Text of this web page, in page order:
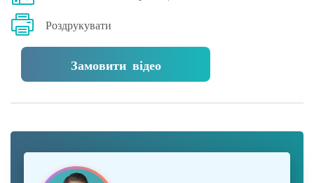
Роздрукувати
Замовити відео